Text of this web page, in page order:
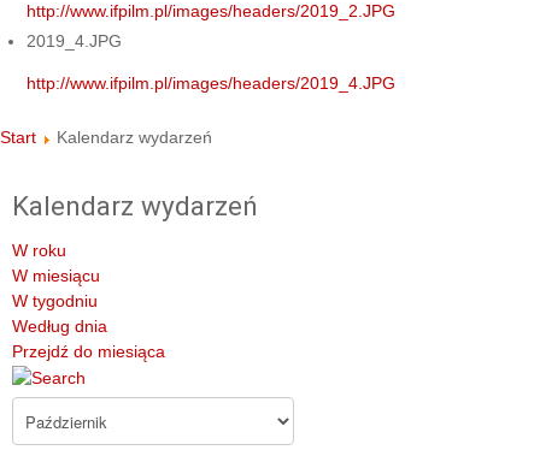
http://www.ifpilm.pl/images/headers/2019_2.JPG
2019_4.JPG
http://www.ifpilm.pl/images/headers/2019_4.JPG
Start Kalendarz wydarzeń
Kalendarz wydarzeń
W roku
W miesiącu
W tygodniu
Według dnia
Przejdź do miesiąca